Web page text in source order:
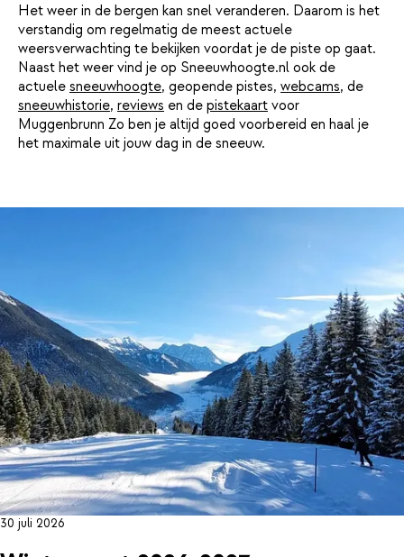
Het weer in de bergen kan snel veranderen. Daarom is het
verstandig om regelmatig de meest actuele
weersverwachting te bekijken voordat je de piste op gaat.
Naast het weer vind je op Sneeuwhoogte.nl ook de
actuele sneeuwhoogte, geopende pistes, webcams, de
sneeuwhistorie, reviews en de pistekaart voor
Muggenbrunn Zo ben je altijd goed voorbereid en haal je
het maximale uit jouw dag in de sneeuw.
30 juli 2026